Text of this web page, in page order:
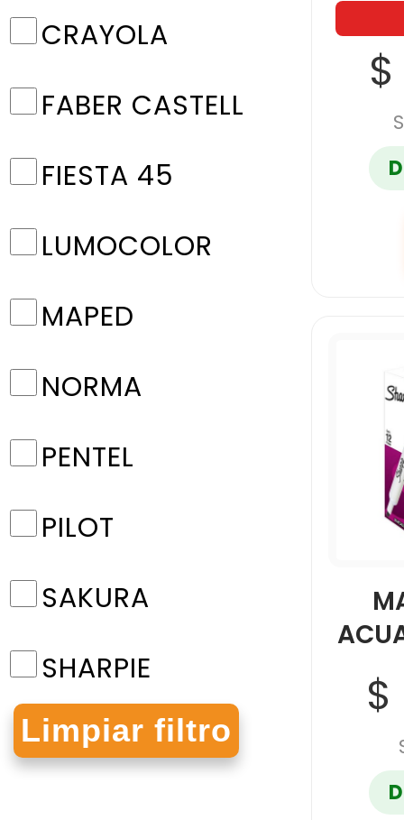
CRAYOLA
FABER CASTELL
FIESTA 45
LUMOCOLOR
MAPED
NORMA
PENTEL
PILOT
SAKURA
SHARPIE
STABILO
$
$